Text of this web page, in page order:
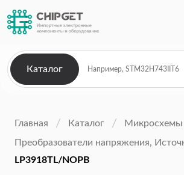
Каталог
Главная Каталог
Микросхемы
Преобразователи напряжения,
LP3918TL/NOPB